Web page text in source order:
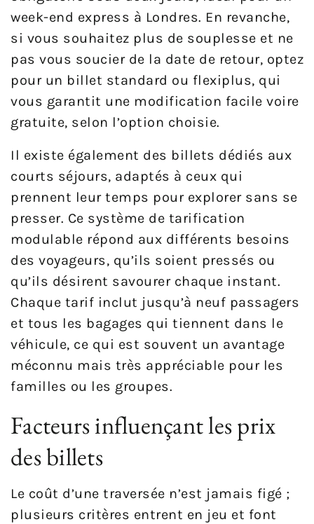
week-end express à Londres. En revanche,
si vous souhaitez plus de souplesse et ne
pas vous soucier de la date de retour, optez
pour un billet standard ou flexiplus, qui
vous garantit une modification facile voire
gratuite, selon l’option choisie.
Il existe également des billets dédiés aux
courts séjours, adaptés à ceux qui
prennent leur temps pour explorer sans se
presser. Ce système de tarification
modulable répond aux différents besoins
des voyageurs, qu’ils soient pressés ou
qu’ils désirent savourer chaque instant.
Chaque tarif inclut jusqu’à neuf passagers
et tous les bagages qui tiennent dans le
véhicule, ce qui est souvent un avantage
méconnu mais très appréciable pour les
familles ou les groupes.
Facteurs influençant les prix
des billets
Le coût d’une traversée n’est jamais figé ;
plusieurs critères entrent en jeu et font